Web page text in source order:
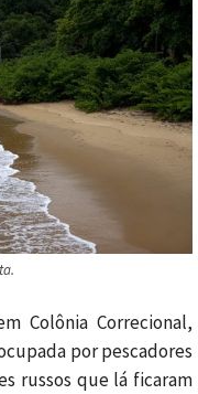
Colônia Correcional,
por pescadores
russos que lá ficaram